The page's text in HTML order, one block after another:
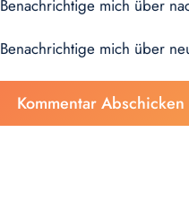
Benachrichtige mich über
Benachrichtige mich über